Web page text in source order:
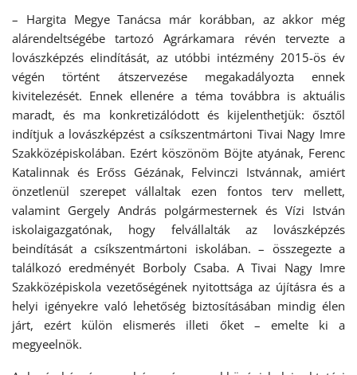
– Hargita Megye Tanácsa már korábban, az akkor még
alárendeltségébe tartozó Agrárkamara révén tervezte a
lovászképzés elindítását, az utóbbi intézmény 2015-ös év
végén történt átszervezése megakadályozta ennek
kivitelezését. Ennek ellenére a téma továbbra is aktuális
maradt, és ma konkretizálódott és kijelenthetjük: ősztől
indítjuk a lovászképzést a csíkszentmártoni Tivai Nagy Imre
Szakközépiskolában. Ezért köszönöm Böjte atyának, Ferenc
Katalinnak és Erőss Gézának, Felvinczi Istvánnak, amiért
önzetlenül szerepet vállaltak ezen fontos terv mellett,
valamint Gergely András polgármesternek és Vízi István
iskolaigazgatónak, hogy felvállalták az lovászképzés
beindítását a csíkszentmártoni iskolában. – összegezte a
találkozó eredményét Borboly Csaba. A Tivai Nagy Imre
Szakközépiskola vezetőségének nyitottsága az újításra és a
helyi igényekre való lehetőség biztosításában mindig élen
járt, ezért külön elismerés illeti őket – emelte ki a
megyeelnök.